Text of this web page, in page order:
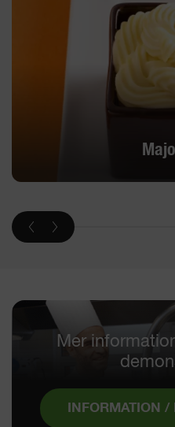
Mer
INFORMATION